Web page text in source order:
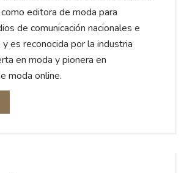
editora de moda para
de comunicación nacionales e
es reconocida por la industria
en moda y pionera en
moda online.